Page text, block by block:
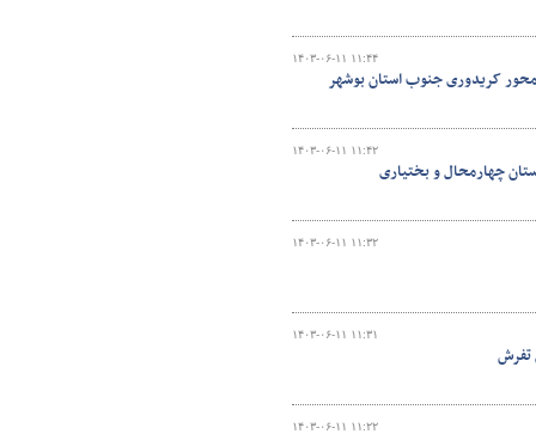
۱۴۰۳-۰۶-۱۱ ۱۱:۴۴
کریدوری جنوب استان بوشهر
۱۴۰۳-۰۶-۱۱ ۱۱:۴۲
۱۴۰۳-۰۶-۱۱ ۱۱:۳۲
۱۴۰۳-۰۶-۱۱ ۱۱:۳۱
تفرش
۱۴۰۳-۰۶-۱۱ ۱۱:۲۲